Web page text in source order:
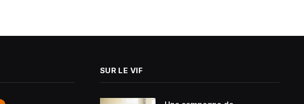
SUR LE VIF